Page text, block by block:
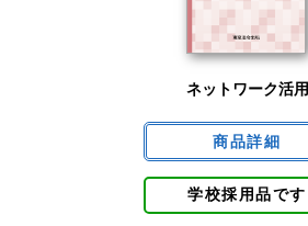
ネットワーク活用
学校採用品です